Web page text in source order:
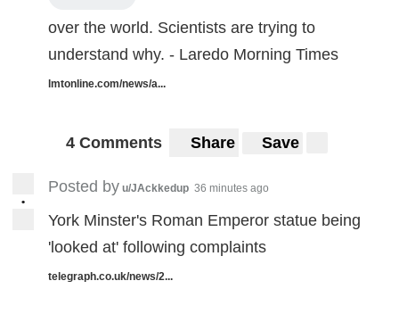
over the world. Scientists are trying to
understand why. - Laredo Morning Times
lmtonline.com/news/a...
4 Comments Share Save
•
Posted by u/JAckkedup 36 minutes ago
York Minster's Roman Emperor statue being
'looked at' following complaints
telegraph.co.uk/news/2...